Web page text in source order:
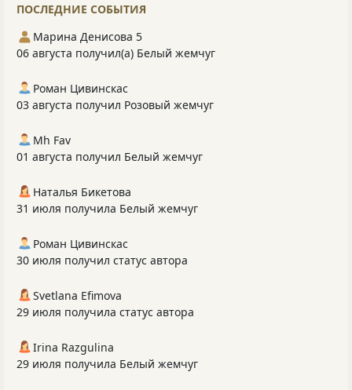
ПОСЛЕДНИЕ СОБЫТИЯ
Марина Денисова 5
06 августа получил(а) Белый жемчуг
Роман Цивинскас
03 августа получил Розовый жемчуг
Mh Fav
01 августа получил Белый жемчуг
Наталья Бикетова
31 июля получила Белый жемчуг
Роман Цивинскас
30 июля получил статус автора
Svetlana Efimova
29 июля получила статус автора
Irina Razgulina
29 июля получила Белый жемчуг